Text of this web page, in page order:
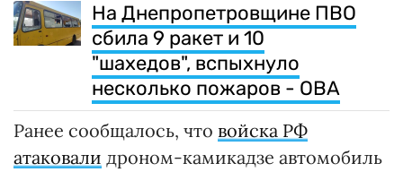
На Днепропетровщине ПВО
сбила 9 ракет и 10
"шахедов", вспыхнуло
несколько пожаров - ОВА
Ранее сообщалось, что войска РФ
атаковали дроном-камикадзе автомобиль